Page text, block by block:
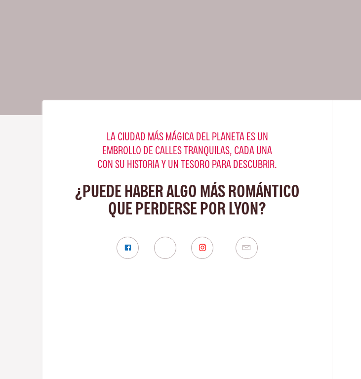
LA CIUDAD MÁS MÁGICA DEL PLANETA ES UN
EMBROLLO DE CALLES TRANQUILAS, CADA UNA
CON SU HISTORIA Y UN TESORO PARA DESCUBRIR.
¿PUEDE HABER ALGO MÁS ROMÁNTICO
QUE PERDERSE POR LYON?